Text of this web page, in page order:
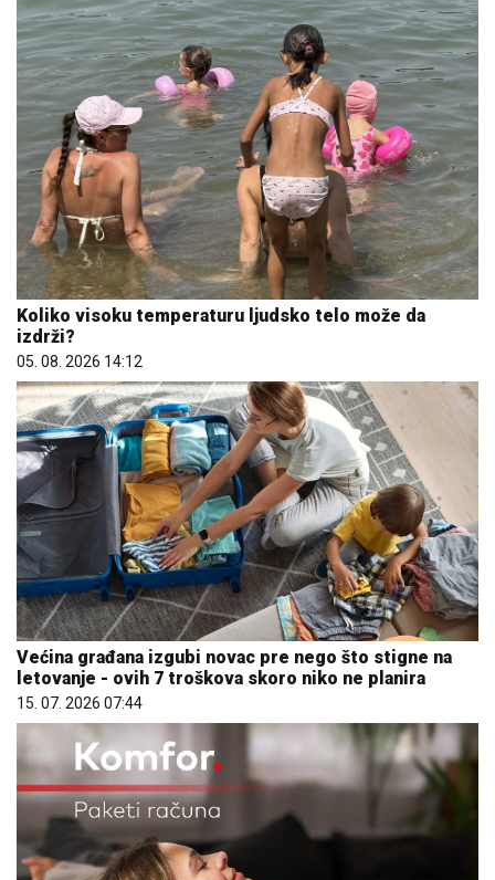
Koliko visoku temperaturu ljudsko telo može da
izdrži?
05. 08. 2026 14:12
Većina građana izgubi novac pre nego što stigne na
letovanje - ovih 7 troškova skoro niko ne planira
15. 07. 2026 07:44